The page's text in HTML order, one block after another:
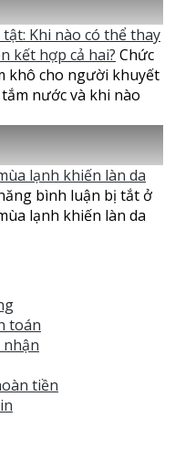
Khi nào có thể thay
kết hợp cả hai? Chức
khô cho người khuyết
nước và khi nào
lạnh khiến làn da
bình luận bị tắt ở
lạnh khiến làn da
toán
nhận
tiền